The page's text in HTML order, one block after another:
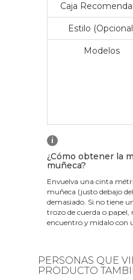
Caja
Estilo
Modelos
i
¿Cómo obtener la
muñeca?
Envuelva una cinta
muñeca (justo debajo
demasiado. Si no tiene
trozo de cuerda o
encuentro y mídalo con
PERSONAS QUE
PRODUCTO